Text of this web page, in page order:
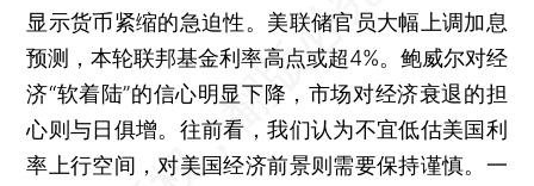
显示货币紧缩的急迫性。美联储官员大幅上调加息
预测，本轮联邦基金利率高点或超4%。鲍威尔对经
济“软着陆”的信心明显下降，市场对经济衰退的担
心则与日俱增。往前看，我们认为不宜低估美国利
率上行空间，对美国经济前景则需要保持谨慎。一